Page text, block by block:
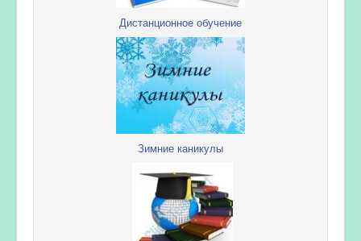
Дистанционное обучение
Зимние каникулы